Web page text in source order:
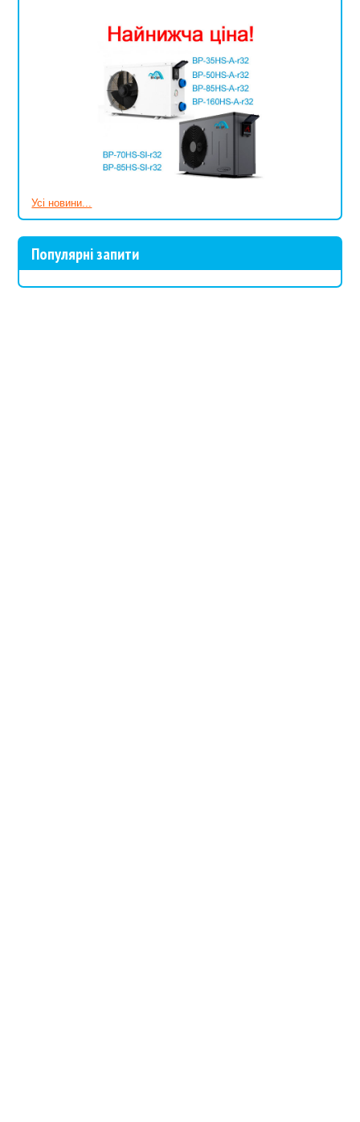
Усі новини...
Популярні запити